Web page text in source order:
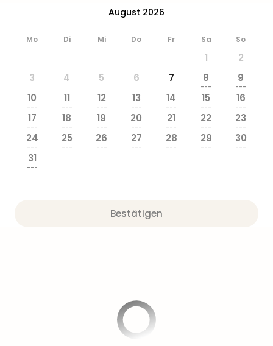
August 2026
Mo Di Mi Do Fr Sa So
1
2
3
4 5 6 7 8
---
9
---
10
---
11
---
12
---
13
---
14
---
15
---
16
---
17
---
18
---
19
---
20
---
21
---
22
---
23
---
24
---
25
---
26
---
27
---
28
---
29
---
30
---
31
---
Bestätigen